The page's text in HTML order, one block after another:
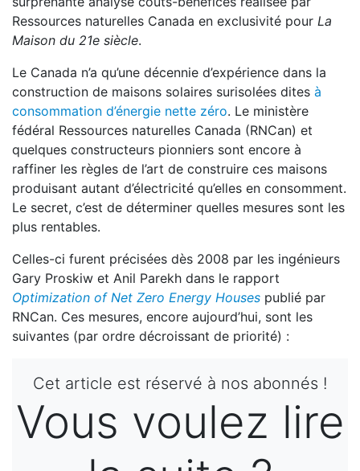
Ressources naturelles Canada en exclusivité pour La
Maison du 21e siècle.
Le Canada n’a qu’une décennie d’expérience dans la
construction de maisons solaires surisolées dites à
consommation d’énergie nette zéro. Le ministère
fédéral Ressources naturelles Canada (RNCan) et
quelques constructeurs pionniers sont encore à
raffiner les règles de l’art de construire ces maisons
produisant autant d’électricité qu’elles en consomment.
Le secret, c’est de déterminer quelles mesures sont les
plus rentables.
Celles-ci furent précisées dès 2008 par les ingénieurs
Gary Proskiw et Anil Parekh dans le rapport
Optimization of Net Zero Energy Houses publié par
RNCan. Ces mesures, encore aujourd’hui, sont les
suivantes (par ordre décroissant de priorité) :
Cet article est réservé à nos abonnés !
Vous voulez lire